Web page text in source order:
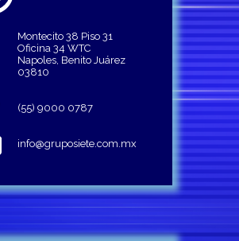
Montecito 38 Piso 31
Oficina 34 WTC
Napoles, Benito Juárez
03810
(55) 9000 0787
info@gruposiete.com.mx